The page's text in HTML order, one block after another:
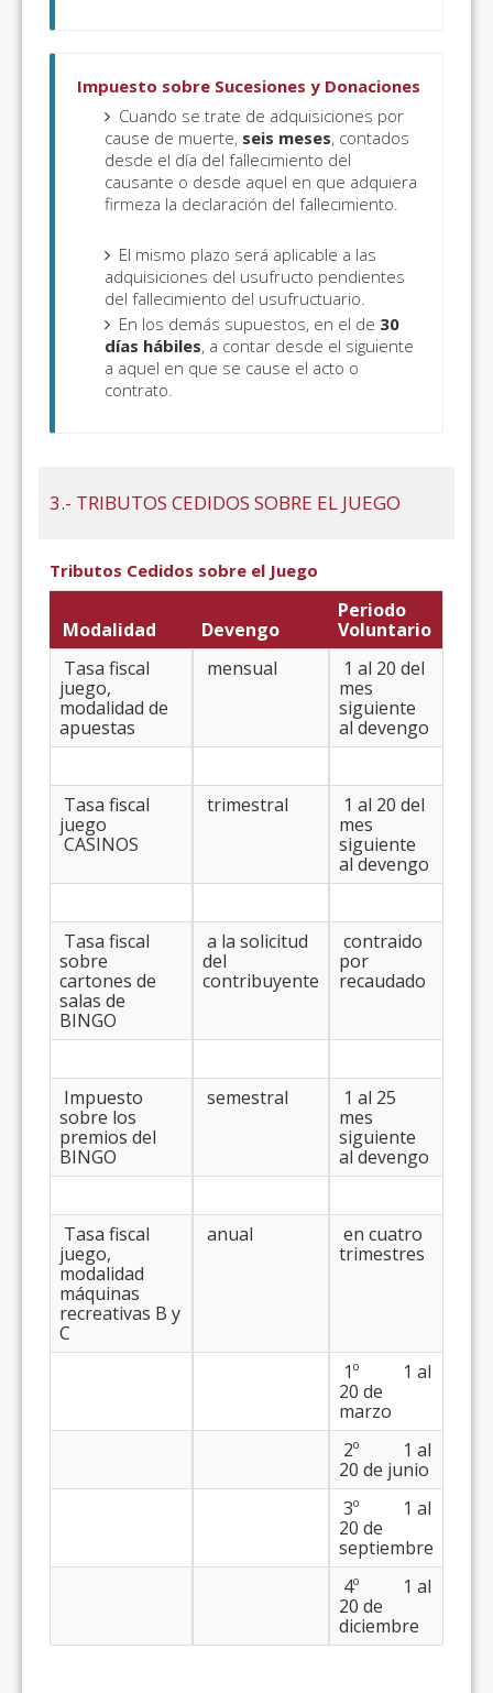
Impuesto sobre Sucesiones y Donaciones
Cuando se trate de adquisiciones por
cause de muerte, seis meses, contados
desde el día del fallecimiento del
causante o desde aquel en que adquiera
firmeza la declaración del fallecimiento.
El mismo plazo será aplicable a las
adquisiciones del usufructo pendientes
del fallecimiento del usufructuario.
En los demás supuestos, en el de 30
días hábiles, a contar desde el siguiente
a aquel en que se cause el acto o
contrato.
3.- TRIBUTOS CEDIDOS SOBRE EL JUEGO
Tributos Cedidos sobre el Juego
Modalidad Devengo
Periodo
Voluntario
Tasa fiscal
juego,
modalidad de
apuestas
mensual
1 al 20 del
mes
siguiente
al devengo
Tasa fiscal
juego
CASINOS
trimestral
1 al 20 del
mes
siguiente
al devengo
Tasa fiscal
sobre
cartones de
salas de
BINGO
a la solicitud
del
contribuyente
contraido
por
recaudado
Impuesto
sobre los
premios del
BINGO
semestral
1 al 25
mes
siguiente
al devengo
Tasa fiscal
juego,
modalidad
máquinas
recreativas B y
C
anual
en cuatro
trimestres
1º 1 al
20 de
marzo
2º 1 al
20 de junio
3º 1 al
20 de
septiembre
4º 1 al
20 de
diciembre